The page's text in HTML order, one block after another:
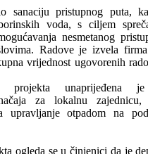
sanaciju pristupnog puta,
voda, s ciljem
nesmetanog
Radove je izvela
vrijednost ugovorenih
projekta unaprijeđena je
za lokalnu zajednicu,
upravljanje otpadom na
ogleda se u činjenici da je